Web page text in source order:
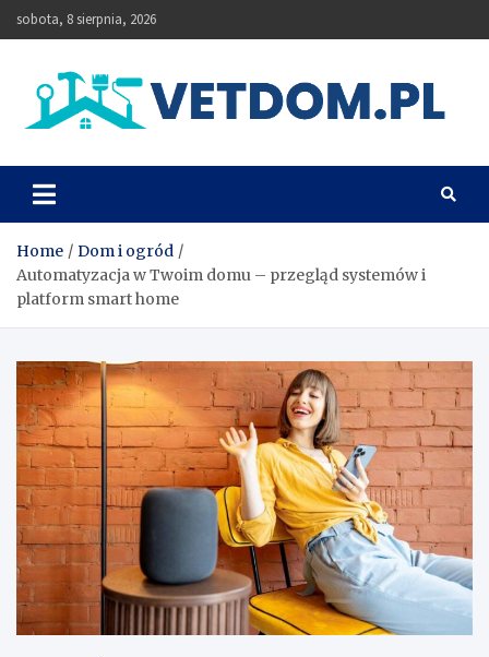
Skip
to
sobota, 8 sierpnia, 2026
Vetdom
Home
Dom i ogród
Automatyzacja w Twoim domu – przegląd systemów i
platform smart home